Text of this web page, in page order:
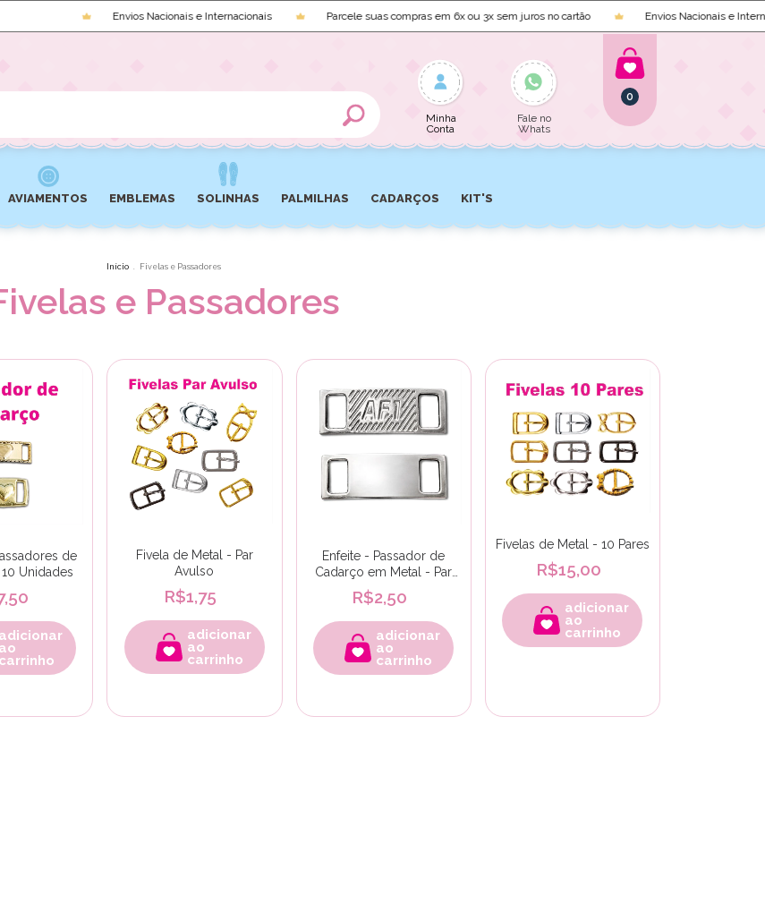
Envios Nacionais e Internacionais Parcele suas compras em 6x ou 3x sem juros no cartão Envios Nacionais e
Minha
Conta
Fale no
Whats
0
AVIAMENTOS EMBLEMAS SOLINHAS PALMILHAS CADARÇOS KIT'S
Início . Fivelas e Passadores
e Passadores
de
Unidades
adicionar
ao
carrinho
Fivela de Metal - Par
Avulso
R$1,75
adicionar
ao
carrinho
Enfeite - Passador de
Cadarço em Metal - Par
avulso
R$2,50
adicionar
ao
carrinho
Fivelas de Metal - 10 Pares
R$15,00
adicionar
ao
carrinho